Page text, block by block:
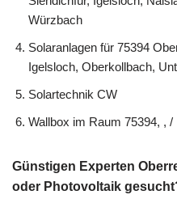
Würzbach
Solaranlagen für 75394
Igelsloch, Oberkollbach,
Solartechnik CW
Wallbox im Raum 75394, , /
Günstigen Experten
oder Photovoltaik